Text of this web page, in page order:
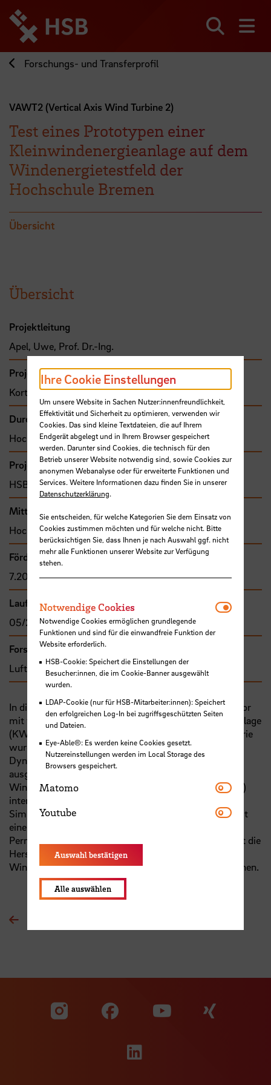
zum
Seiteninhalt
springen
Forschungs- und Transferprofil
VAWT2 (Vertical Axis Wind Turbine 2)
Test eines Prototypen einer
Kleinwindenergieanlage auf dem
Windenergietestfeld der
Hochschule Bremen
Übersicht
Übersicht
Projektleitung
Apel, Uwe, Prof. Dr.-Ing.
Projektbeteiligte
Kortenstedde, Frank, Dr.-Ing. M.Sc.
Durchführende Organisation
Hochschule Bremen, Fakultät 5
Projekttyp
HSB-intern gefördertes Projekt
Mittel- bzw. Auftragsgeber
Hochschule Bremen, F&E-Fonds
Förder- bzw. Auftragssumme
7.200,00 €
Laufzeit
05/2022 - 10/2023
Forschungs- und Transfercluster
Luft- und Raumfahrt
In diesem Projekt soll ein untypischer Widerstandsrotor
mit vertikaler Achse in Form einer Kleinwindenergieanlage
(KWEA) als Prototyp untersucht werden. Die Geometrie
wurde zuvor mit Hilfe von CFD (Computational Fluid
Dynamics) aerodynamisch optimiert und die Struktur
ausgelegt. Zunächst soll ein verkleinertes Modell im
Windkanal des Institute of Aerospace Technology (IAT)
intensiv untersucht werden, um die Ergebnisse der
Simulationen zu validieren und das Zusammenspiel mit
einem geeigneten Scheibengenerator mit
Permanentmagneten zu untersuchen. Abschließend ist die
Herstellung des Prototyps zum Test auf dem
Windenergietestfeld der Hochschule Bremen vorgesehen.
Zu unserer Facebook
Zu
Zu unserer
Ihre Cookie Einstellungen
Um unsere Website in Sachen Nutzer:innenfreundlichkeit,
Effektivität und Sicherheit zu optimieren, verwenden wir
Cookies. Das sind kleine Textdateien, die auf Ihrem
Endgerät abgelegt und in Ihrem Browser gespeichert
werden. Darunter sind Cookies, die technisch für den
Betrieb unserer Website notwendig sind, sowie Cookies zur
anonymen Webanalyse oder für erweiterte Funktionen und
Services. Weitere Informationen dazu finden Sie in unserer
Datenschutzerklärung.
Sie entscheiden, für welche Kategorien Sie dem Einsatz von
Cookies zustimmen möchten und für welche nicht. Bitte
berücksichtigen Sie, dass Ihnen je nach Auswahl ggf. nicht
mehr alle Funktionen unserer Website zur Verfügung
stehen.
Notwendige Cookies
Notwendige Cookies ermöglichen grundlegende
Funktionen und sind für die einwandfreie Funktion der
Website erforderlich.
HSB-Cookie: Speichert die Einstellungen der
Besucher:innen, die im Cookie-Banner ausgewählt
wurden.
LDAP-Cookie (nur für HSB-Mitarbeiter:innen): Speichert
den erfolgreichen Log-In bei zugriffsgeschützten Seiten
und Dateien.
Eye-Able®: Es werden keine Cookies gesetzt.
Nutzereinstellungen werden im Local Storage des
Browsers gespeichert.
Matomo Matomo
Youtube Youtube
Auswahl bestätigen
Alle auswählen